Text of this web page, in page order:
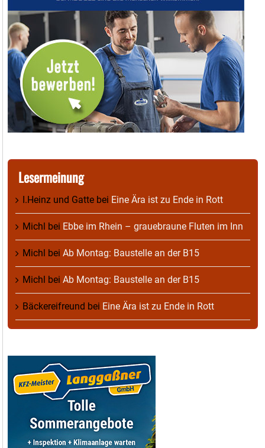
Lesermeinung
I.Heinz und Gatte bei Eine Ära ist zu Ende in Rott
Michl bei Ebbe im Rhein – grauebraune Fluten im Inn
Michl bei Ab Montag: Baustelle an der B15
Michl bei Ab Montag: Baustelle an der B15
Bäckereifreund bei Eine Ära ist zu Ende in Rott